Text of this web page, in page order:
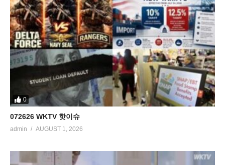
0
072626 WKTV 핫이슈
admin AUGUST 1, 2026